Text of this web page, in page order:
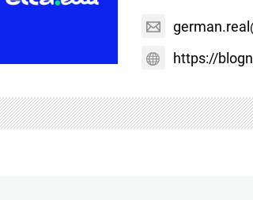
https://